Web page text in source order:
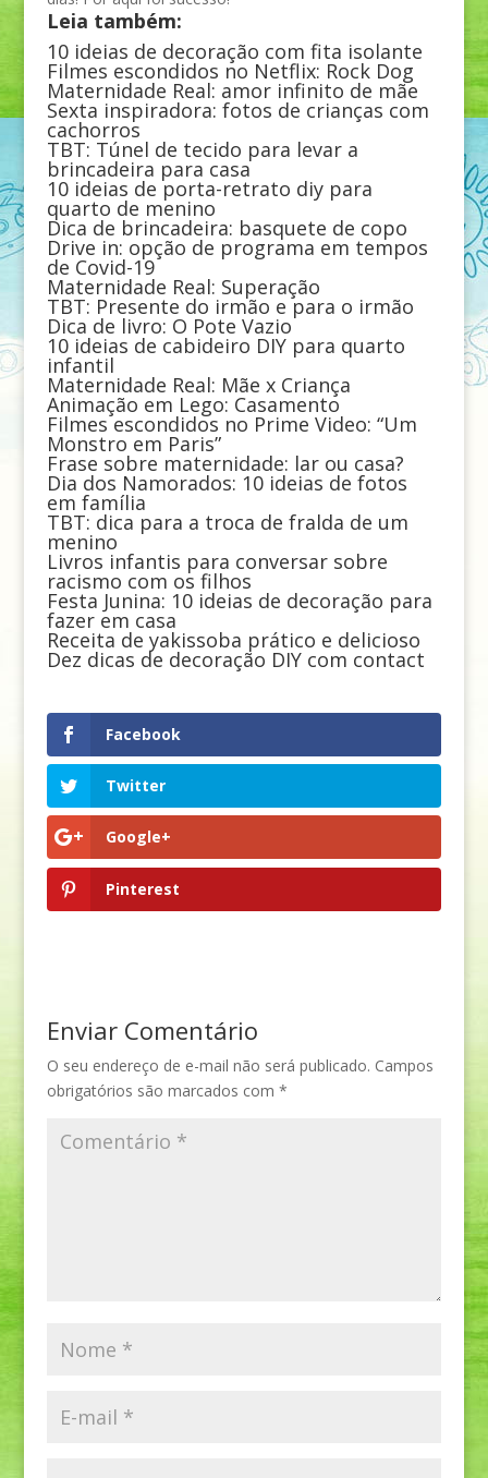
Leia também:
10 ideias de decoração com fita isolante
Filmes escondidos no Netflix: Rock Dog
Maternidade Real: amor infinito de mãe
Sexta inspiradora: fotos de crianças com
cachorros
TBT: Túnel de tecido para levar a
brincadeira para casa
10 ideias de porta-retrato diy para
quarto de menino
Dica de brincadeira: basquete de copo
Drive in: opção de programa em tempos
de Covid-19
Maternidade Real: Superação
TBT: Presente do irmão e para o irmão
Dica de livro: O Pote Vazio
10 ideias de cabideiro DIY para quarto
infantil
Maternidade Real: Mãe x Criança
Animação em Lego: Casamento
Filmes escondidos no Prime Video: “Um
Monstro em Paris”
Frase sobre maternidade: lar ou casa?
Dia dos Namorados: 10 ideias de fotos
em família
TBT: dica para a troca de fralda de um
menino
Livros infantis para conversar sobre
racismo com os filhos
Festa Junina: 10 ideias de decoração para
fazer em casa
Receita de yakissoba prático e delicioso
Dez dicas de decoração DIY com contact
Facebook
Twitter
Google+
Pinterest
Enviar Comentário
O seu endereço de e-mail não será publicado. Campos
obrigatórios são marcados com *